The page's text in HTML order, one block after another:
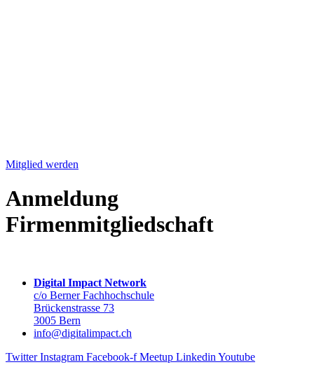
Mitglied werden
Anmeldung
Firmenmit­gliedschaft
Digital Impact Network
c/o Berner Fachhochschule
Brückenstrasse 73
3005 Bern
info@digitalimpact.ch
Twitter Instagram Facebook-f Meetup Linkedin Youtube